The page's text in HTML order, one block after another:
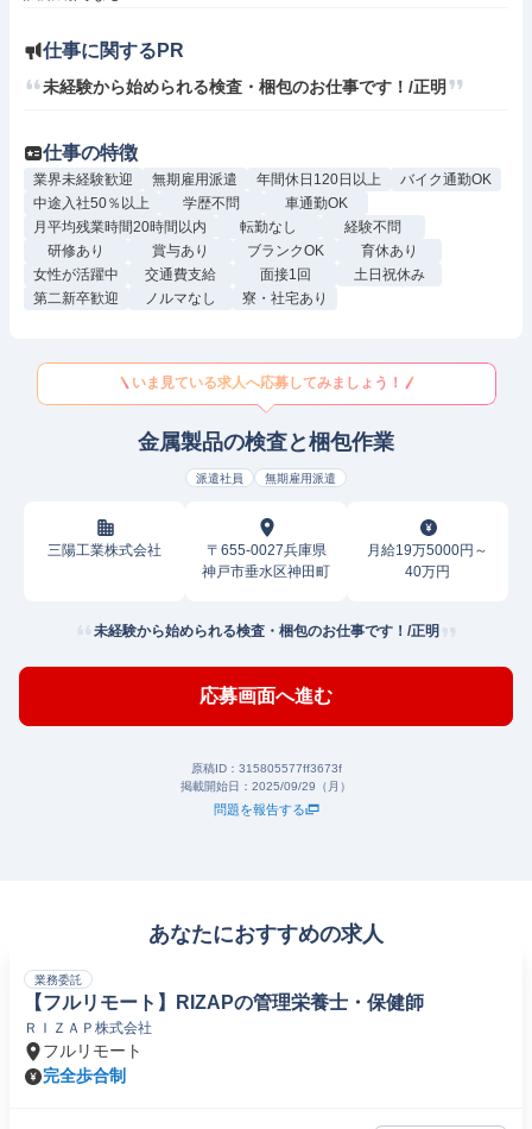
仕事に関するPR
未経験から始められる検査・梱包のお仕事です！/正明
仕事の特徴
業界未経験歓迎 無期雇用派遣 年間休日120日以上
バイク通勤OK
中途入社50％以上
学歴不問
車通勤OK
月平均残業時間20時間以内
転勤なし
経験不問
研修あり
賞与あり ブランクOK
育休あり
女性が活躍中
交通費支給 面接1回
土日祝休み
第二新卒歓迎
ノルマなし 寮・社宅あり
いま見ている求人へ応募してみましょう！
金属製品の検査と梱包作業
派遣社員 無期雇用派遣
三陽工業株式会社
〒655-0027兵庫県
神戸市垂水区神田町
月給19万5000円～
40万円
未経験から始められる検査・梱包のお仕事です！/正明
応募画面へ進む
原稿ID： 315805577ff3673f
掲載開始日： 2025/09/29（月）
問題を報告する
あなたにおすすめの求人
業務委託
【フルリモート】RIZAPの管理栄養士・保健師
ＲＩＺＡＰ株式会社
フルリモート
完全歩合制